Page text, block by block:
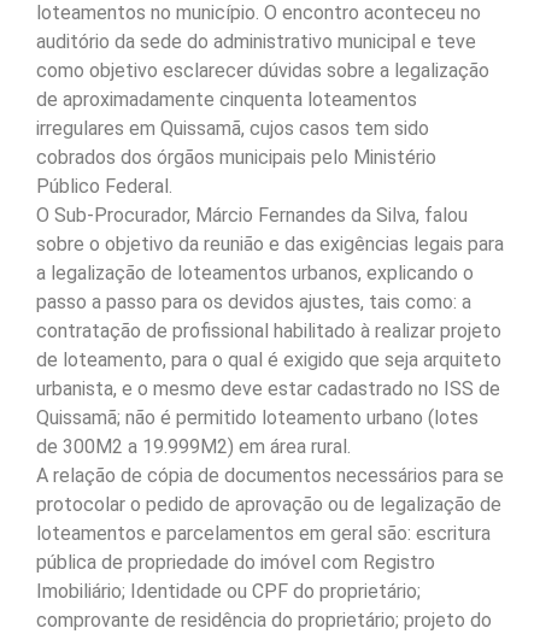
loteamentos no município. O encontro aconteceu no
auditório da sede do administrativo municipal e teve
como objetivo esclarecer dúvidas sobre a legalização
de aproximadamente cinquenta loteamentos
irregulares em Quissamã, cujos casos tem sido
cobrados dos órgãos municipais pelo Ministério
Público Federal.
O Sub-Procurador, Márcio Fernandes da Silva, falou
sobre o objetivo da reunião e das exigências legais para
a legalização de loteamentos urbanos, explicando o
passo a passo para os devidos ajustes, tais como: a
contratação de profissional habilitado à realizar projeto
de loteamento, para o qual é exigido que seja arquiteto
urbanista, e o mesmo deve estar cadastrado no ISS de
Quissamã; não é permitido loteamento urbano (lotes
de 300M2 a 19.999M2) em área rural.
A relação de cópia de documentos necessários para se
protocolar o pedido de aprovação ou de legalização de
loteamentos e parcelamentos em geral são: escritura
pública de propriedade do imóvel com Registro
Imobiliário; Identidade ou CPF do proprietário;
comprovante de residência do proprietário; projeto do